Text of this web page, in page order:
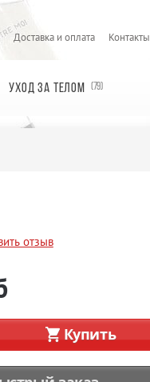
Доставка и оплата Контакты
УХОД ЗА ТЕЛОМ (79)
отзыв
Купить